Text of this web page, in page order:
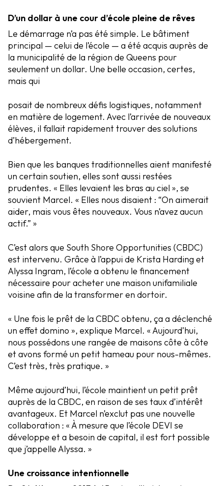
D’un dollar à une cour d’école pleine de rêves
Le démarrage n’a pas été simple. Le bâtiment
principal — celui de l’école — a été acquis auprès de
la municipalité de la région de Queens pour
seulement un dollar. Une belle occasion, certes,
mais qui
posait de nombreux défis logistiques, notamment
en matière de logement. Avec l’arrivée de nouveaux
élèves, il fallait rapidement trouver des solutions
d’hébergement.
Bien que les banques traditionnelles aient manifesté
un certain soutien, elles sont aussi restées
prudentes. « Elles levaient les bras au ciel », se
souvient Marcel. « Elles nous disaient : “On aimerait
aider, mais vous êtes nouveaux. Vous n’avez aucun
actif.” »
C’est alors que South Shore Opportunities (CBDC)
est intervenu. Grâce à l’appui de Krista Harding et
Alyssa Ingram, l’école a obtenu le financement
nécessaire pour acheter une maison unifamiliale
voisine afin de la transformer en dortoir.
« Une fois le prêt de la CBDC obtenu, ça a déclenché
un effet domino », explique Marcel. « Aujourd’hui,
nous possédons une rangée de maisons côte à côte
et avons formé un petit hameau pour nous-mêmes.
C’est très, très pratique. »
Même aujourd’hui, l’école maintient un petit prêt
auprès de la CBDC, en raison de ses taux d’intérêt
avantageux. Et Marcel n’exclut pas une nouvelle
collaboration : « À mesure que l’école DEVI se
développe et a besoin de capital, il est fort possible
que j’appelle Alyssa. »
Une croissance intentionnelle